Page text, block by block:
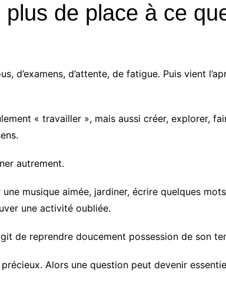
de place à ce
d’examens, d’attente, de fatigue. Puis vient
« travailler », mais aussi créer, explorer,
autrement.
musique aimée, jardiner, écrire quelques
une activité oubliée.
de reprendre doucement possession de son
Alors une question peut devenir